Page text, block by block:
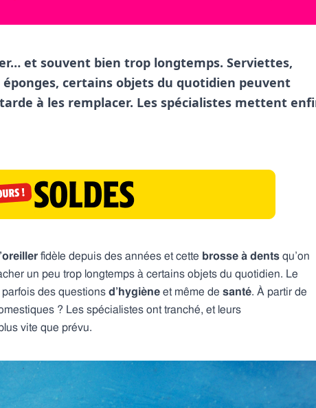
et souvent bien trop longtemps. Serviettes,
certains objets du quotidien peuvent
à les remplacer. Les spécialistes mettent
l’oreiller fidèle depuis des années et cette brosse à dents qu’on
un peu trop longtemps à certains objets du quotidien. Le
des questions d’hygiène et même de santé. À partir de
? Les spécialistes ont tranché, et leurs
vite que prévu.